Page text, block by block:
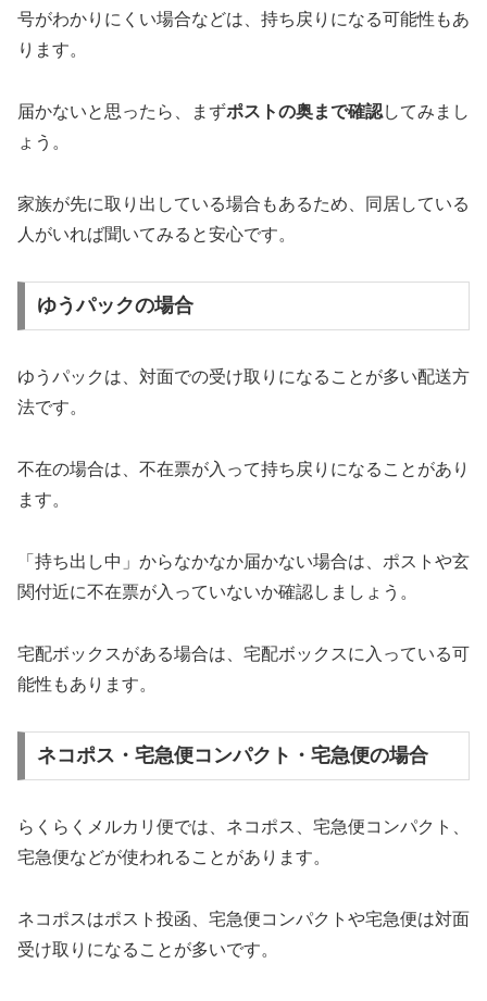
号がわかりにくい場合などは、持ち戻りになる可能性もあ
ります。
届かないと思ったら、まずポストの奥まで確認してみまし
ょう。
家族が先に取り出している場合もあるため、同居している
人がいれば聞いてみると安心です。
ゆうパックの場合
ゆうパックは、対面での受け取りになることが多い配送方
法です。
不在の場合は、不在票が入って持ち戻りになることがあり
ます。
「持ち出し中」からなかなか届かない場合は、ポストや玄
関付近に不在票が入っていないか確認しましょう。
宅配ボックスがある場合は、宅配ボックスに入っている可
能性もあります。
ネコポス・宅急便コンパクト・宅急便の場合
らくらくメルカリ便では、ネコポス、宅急便コンパクト、
宅急便などが使われることがあります。
ネコポスはポスト投函、宅急便コンパクトや宅急便は対面
受け取りになることが多いです。